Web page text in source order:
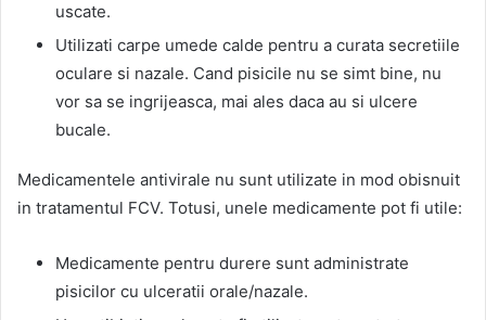
uscate.
Utilizati carpe umede calde pentru a curata secretiile
oculare si nazale. Cand pisicile nu se simt bine, nu
vor sa se ingrijeasca, mai ales daca au si ulcere
bucale.
Medicamentele antivirale nu sunt utilizate in mod obisnuit
in tratamentul FCV. Totusi, unele medicamente pot fi utile:
Medicamente pentru durere sunt administrate
pisicilor cu ulceratii orale/nazale.